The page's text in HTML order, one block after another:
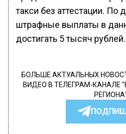
такси без аттестации. По
штрафные выплаты в
достигать 5 тысяч рублей.
БОЛЬШЕ АКТУАЛЬНЫХ
ВИДЕО В ТЕЛЕГРАМ-КАНАЛЕ